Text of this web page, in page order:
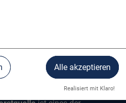
Alle akzeptieren
Realisiert mit Klaro!